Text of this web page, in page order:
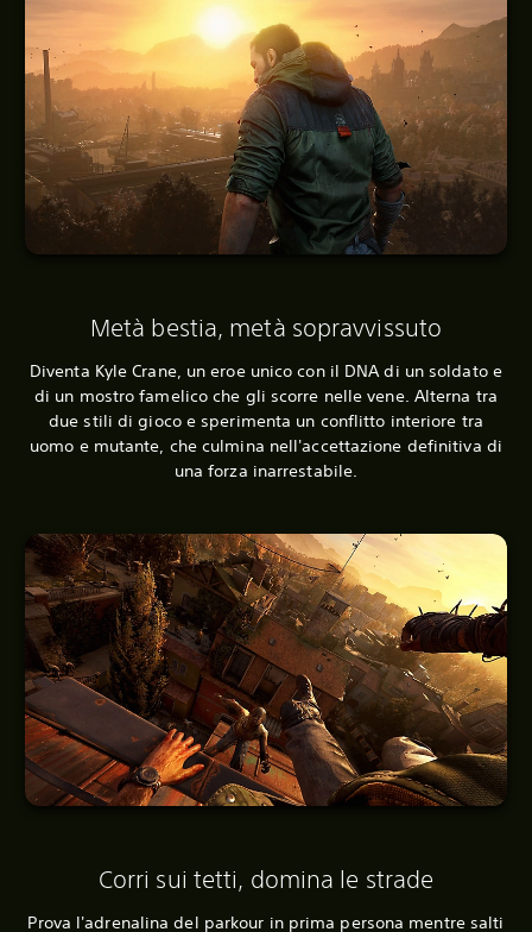
Metà bestia, metà sopravvissuto
Diventa Kyle Crane, un eroe unico con il DNA di un soldato e
di un mostro famelico che gli scorre nelle vene. Alterna tra
due stili di gioco e sperimenta un conflitto interiore tra
uomo e mutante, che culmina nell'accettazione definitiva di
una forza inarrestabile.
Corri sui tetti, domina le strade
Prova l'adrenalina del parkour in prima persona mentre salti